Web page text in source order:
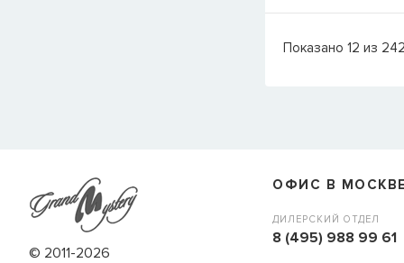
Показано 12 из
© 2011-2026
ОФИС В
ДИЛЕРСКИЙ ОТДЕЛ
8 (495) 988 99 61